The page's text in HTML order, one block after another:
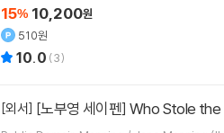
15% 10,200원
510원
10.0 (3)
[외서] [노부영 세이펜] Who Stole